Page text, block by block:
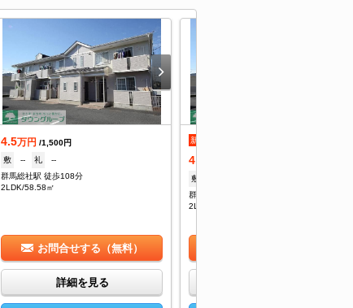
4.5万円 /1,500円
敷
-- 礼
--
群馬総社駅 徒歩108分
2LDK/58.58㎡
お問合せする（無料）
詳細を見る
新着
4.5
敷
群馬八幡駅 車移動14分
2LDK/58.58㎡